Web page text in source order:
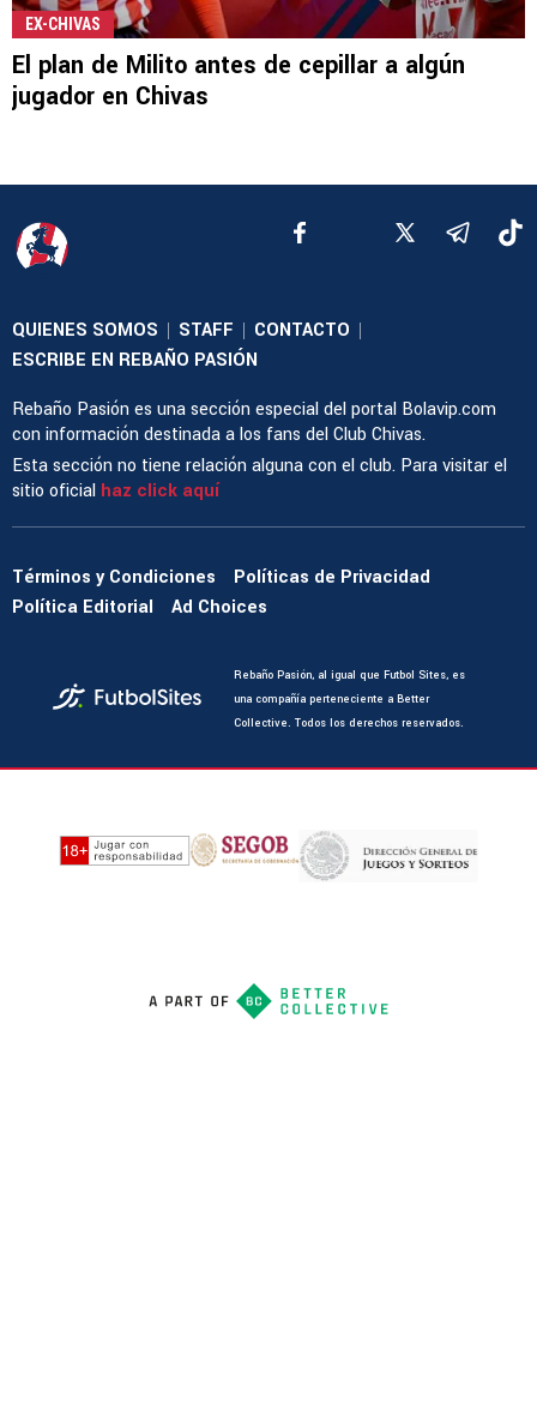
EX-CHIVAS
El plan de Milito antes de cepillar a algún
jugador en Chivas
QUIENES SOMOS STAFF CONTACTO
ESCRIBE EN REBAÑO PASIÓN
Rebaño Pasión es una sección especial del portal Bolavip.com
con información destinada a los fans del Club Chivas.
Esta sección no tiene relación alguna con el club. Para visitar el
sitio oficial haz click aquí
Términos y Condiciones
Políticas de Privacidad
Política Editorial
Ad Choices
Rebaño Pasión, al igual que Futbol Sites, es
una compañía perteneciente a Better
Collective. Todos los derechos reservados.